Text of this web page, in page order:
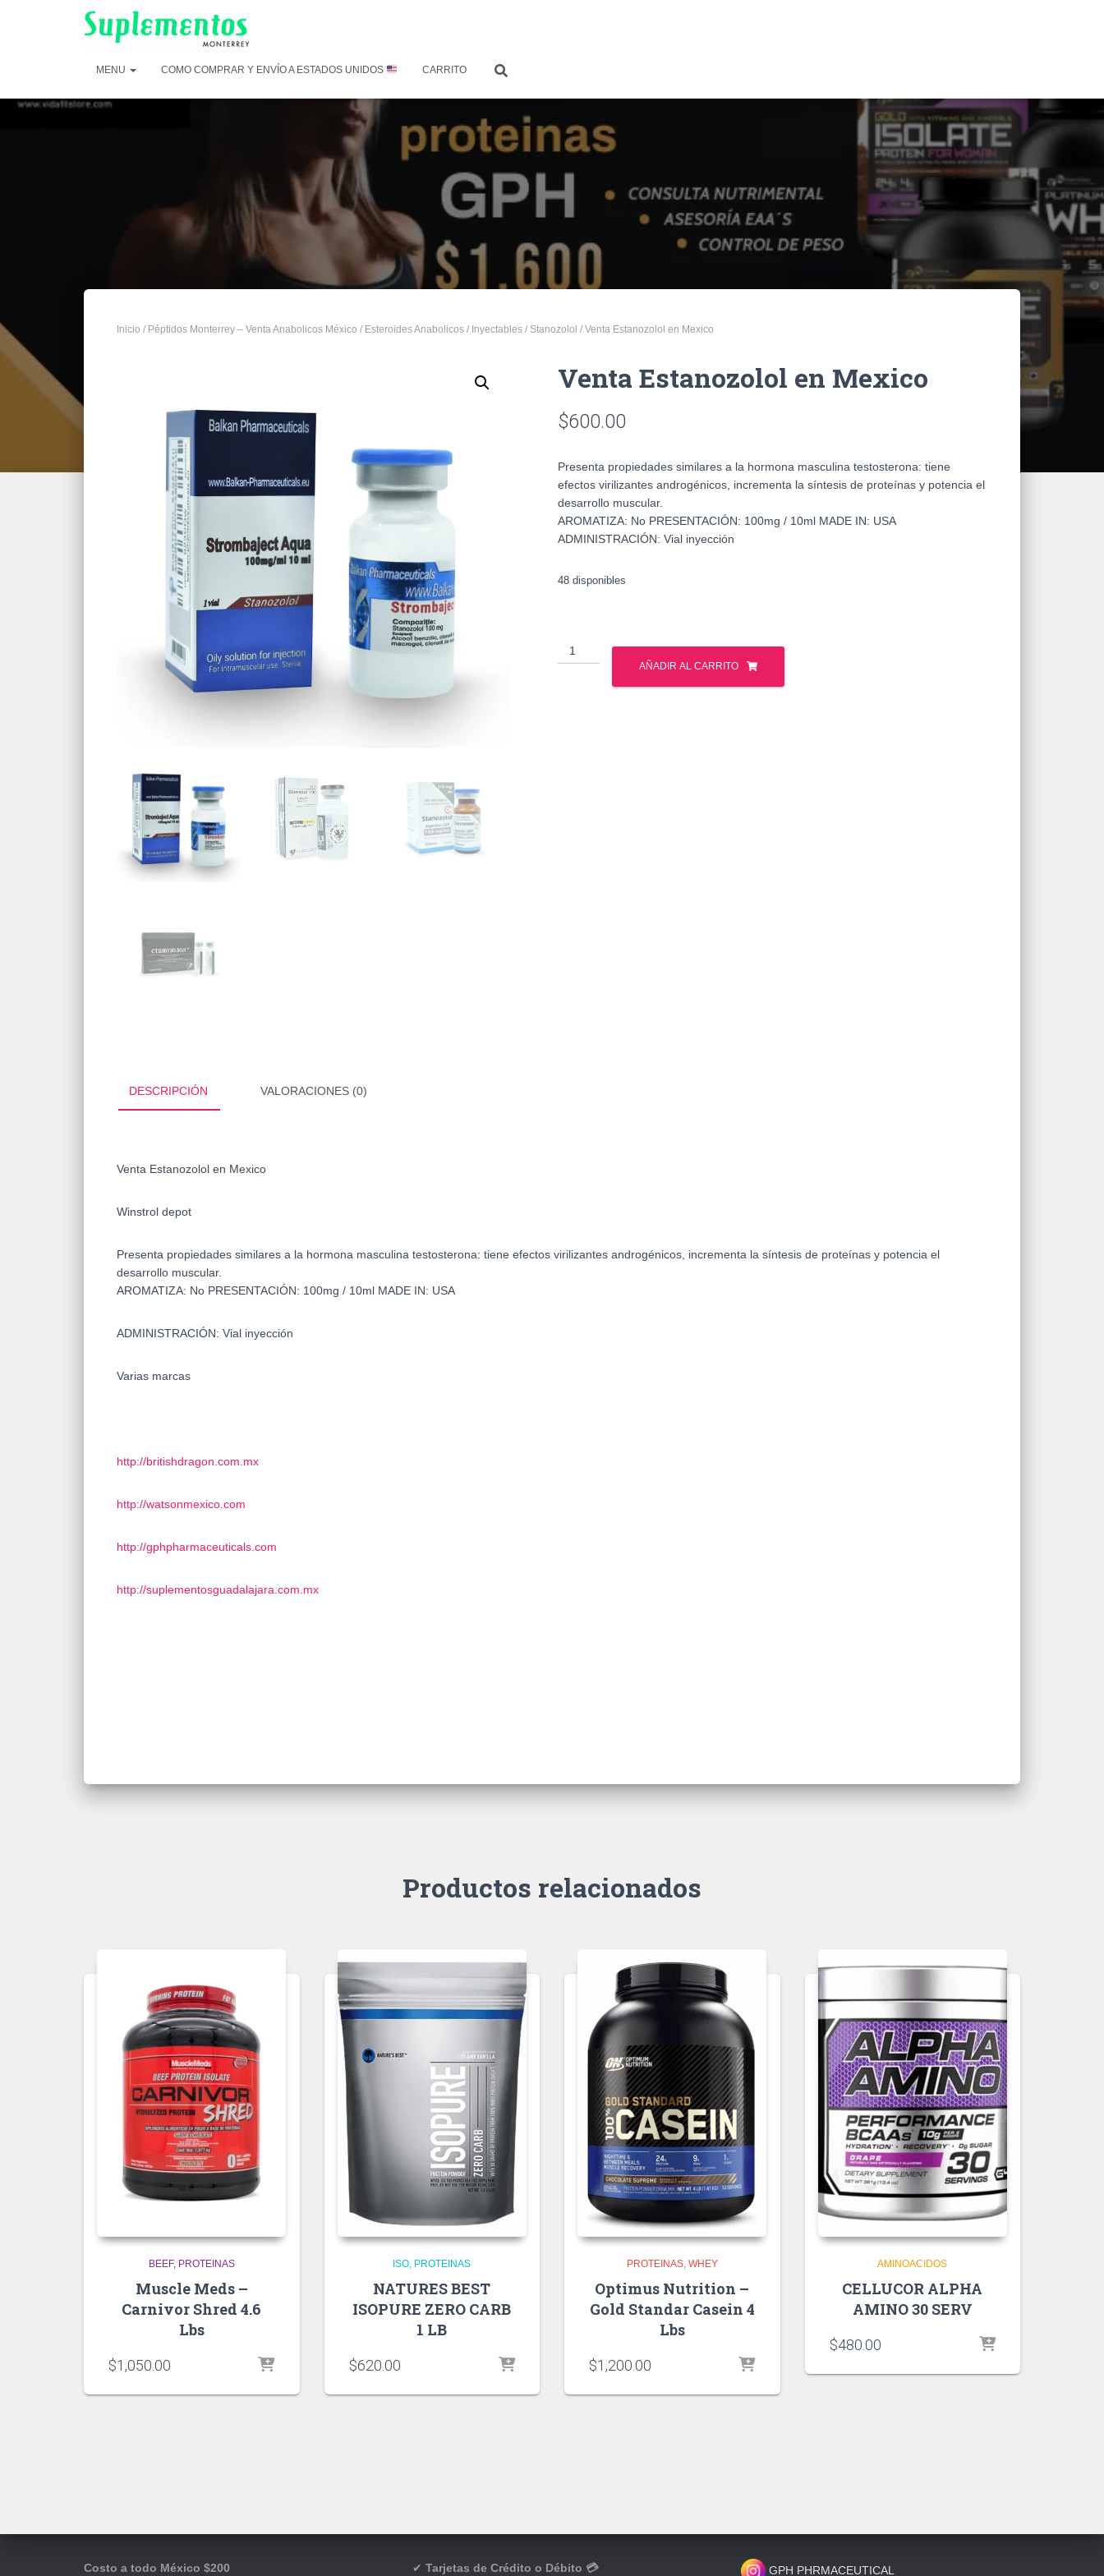
MENU COMO COMPRAR Y ENVÍO A ESTADOS UNIDOS CARRITO
Inicio / Péptidos Monterrey – Venta Anabolicos México / Esteroides Anabolicos / Inyectables / Stanozolol / Venta Estanozolol en Mexico
Venta Estanozolol en Mexico
$600.00
Presenta propiedades similares a la hormona masculina testosterona: tiene
efectos virilizantes androgénicos, incrementa la síntesis de proteínas y potencia el
desarrollo muscular.
AROMATIZA: No PRESENTACIÓN: 100mg / 10ml MADE IN: USA
ADMINISTRACIÓN: Vial inyección
48 disponibles
Venta
Estanozolol
AÑADIR AL CARRITO
DESCRIPCIÓN VALORACIONES (0)
Venta Estanozolol en Mexico
Winstrol depot
Presenta propiedades similares a la hormona masculina testosterona: tiene efectos virilizantes androgénicos, incrementa la síntesis de proteínas y potencia el
desarrollo muscular.
AROMATIZA: No PRESENTACIÓN: 100mg / 10ml MADE IN: USA
ADMINISTRACIÓN: Vial inyección
Varias marcas
http://britishdragon.com.mx
http://watsonmexico.com
http://gphpharmaceuticals.com
http://suplementosguadalajara.com.mx
Productos relacionados
BEEF PROTEINAS
Muscle Meds –
Carnivor Shred 4.6
Lbs
$1,050.00
ISO PROTEINAS
NATURES BEST
ISOPURE ZERO CARB
1 LB
$620.00
PROTEINAS WHEY
Optimus Nutrition –
Gold Standar Casein 4
Lbs
$1,200.00
AMINOACIDOS
CELLUCOR ALPHA
AMINO 30 SERV
$480.00
Costo a todo México $200 ✔ Tarjetas de Crédito o Débito 💳 GPH PHRMACEUTICAL